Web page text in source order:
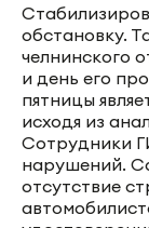
обстановку.
челнинского
и день его
пятницы
исходя из
Сотрудники
нарушений.
отсутствие